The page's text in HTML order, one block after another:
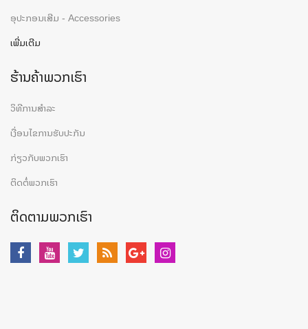
ອຸປະກອນເສີມ - Accessories
ເພີ່ມເຕີມ
ຮ້ານຄ້າພວກເຮົາ
ວິທີການສຳລະ
ເງື່ອນໄຂການຮັບປະກັນ
ກ່ຽວກັບພວກເຮົາ
ຕິດຕໍ່ພວກເຮົາ
ຕິດຕາມພວກເຮົາ